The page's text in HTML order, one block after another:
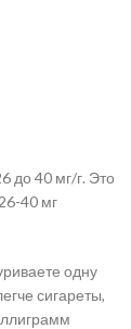
до 40 мг/г. Это
40 мг
одну
сигареты,